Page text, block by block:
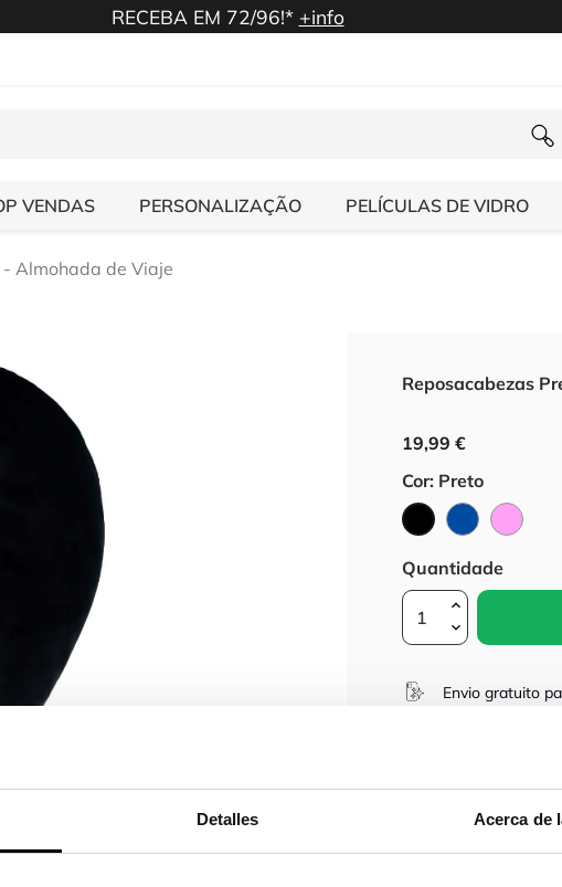
Detalles Acerca de
RECEBA EM 72/96!* +info
VENDAS PERSONALIZAÇÃO PELÍCULAS DE VIDRO
Almohada de Viaje
Reposacabezas
19,99 €
Cor: Preto
Preto Azul Rosa
Quantidade
Envio gratuito
Produtos com
Detalhes do produto